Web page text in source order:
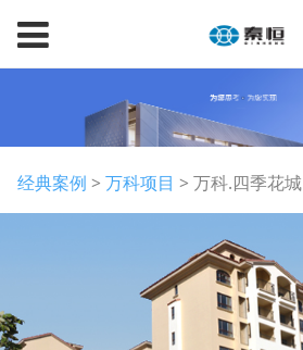
万科.四季花城
经典案例 > 万科项目 > 万科.四季花城